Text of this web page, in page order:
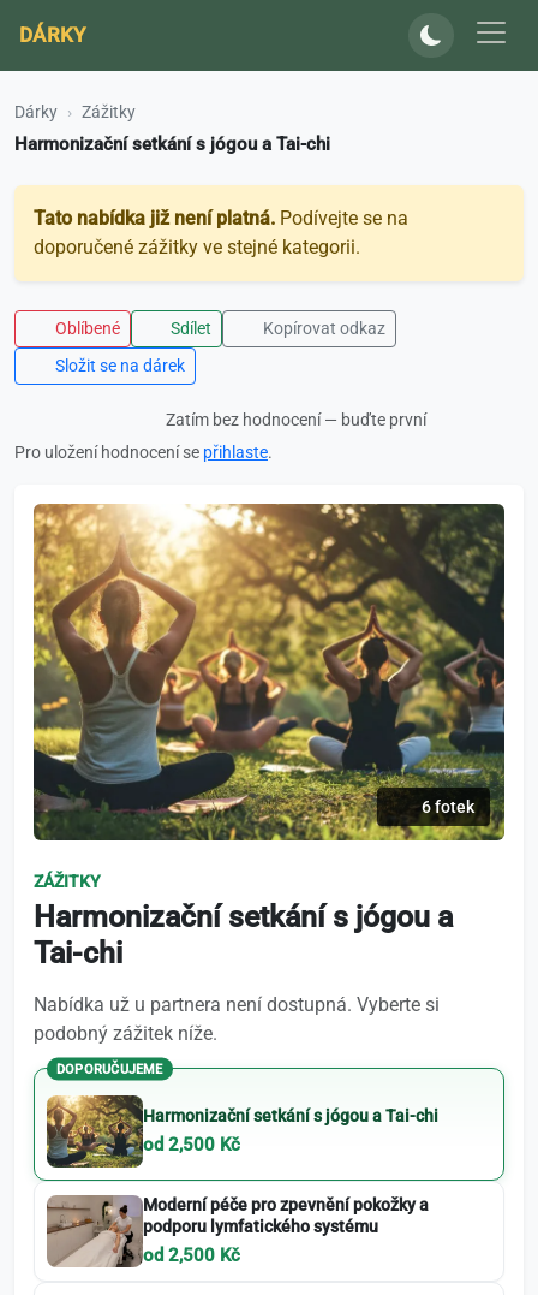
DÁRKY
Dárky Zážitky
Harmonizační setkání s jógou a Tai-chi
Tato nabídka již není platná. Podívejte se na
doporučené zážitky ve stejné kategorii.
Oblíbené Sdílet
Kopírovat odkaz
Složit se na dárek
Zatím bez hodnocení — buďte první
Pro uložení hodnocení se přihlaste.
6 fotek
ZÁŽITKY
Harmonizační setkání s jógou a
Tai-chi
Nabídka už u partnera není dostupná. Vyberte si
podobný zážitek níže.
DOPORUČUJEME
Harmonizační setkání s jógou a Tai-chi
od 2,500 Kč
Moderní péče pro zpevnění pokožky a
podporu lymfatického systému
od 2,500 Kč